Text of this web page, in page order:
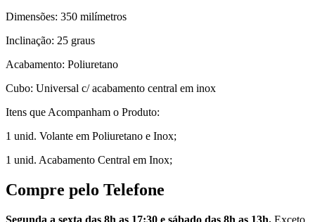
Dimensões: 350 milímetros
Inclinação: 25 graus
Acabamento: Poliuretano
Cubo: Universal c/ acabamento central em inox
Itens que Acompanham o Produto:
1 unid. Volante em Poliuretano e Inox;
1 unid. Acabamento Central em Inox;
Compre pelo Telefone
Segunda a sexta das 8h as 17:30 e sábado das 8h as 13h. Exceto